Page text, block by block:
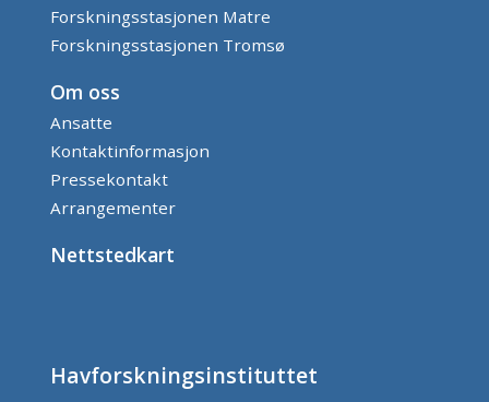
Forskningsstasjonen Matre
Forskningsstasjonen Tromsø
Om oss
Ansatte
Kontaktinformasjon
Pressekontakt
Arrangementer
Nettstedkart
Havforskningsinstituttet